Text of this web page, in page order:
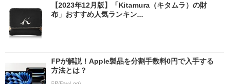
【2023年12月版】「Kitamura（キタムラ）の財
布」おすすめ人気ランキン...
FPが解説！Apple製品を分割手数料0円で入手する
方法とは？